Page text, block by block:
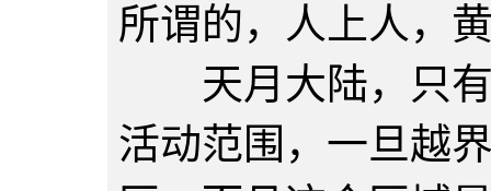
所谓的，人上人，
天月大陆，只有
活动范围，一旦越